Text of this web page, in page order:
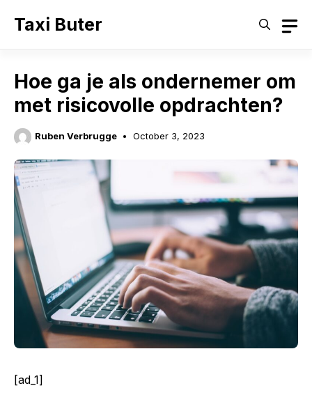
Taxi Buter
Hoe ga je als ondernemer om
met risicovolle opdrachten?
Ruben Verbrugge October 3, 2023
[ad_1]